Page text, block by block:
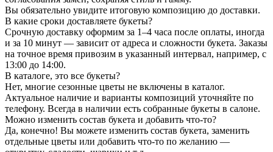
Вы обязательно увидите итоговую композицию до доставки.
В какие сроки доставляете букеты?
Срочную доставку оформим за 1–4 часа после оплаты, иногда
и за 10 минут — зависит от адреса и сложности букета. Заказы
на точное время привозим в указанный интервал, например, с
13:00 до 14:00.
В каталоге, это все букеты?
Нет, многие сезонные цветы не включены в каталог.
Актуальное наличие и варианты композиций уточняйте по
телефону. Всегда в наличии есть собранные букеты в салоне.
Можно изменить состав букета и добавить что-то?
Да, конечно! Вы можете изменить состав букета, заменить
отдельные цветы или добавить что-то по желанию —